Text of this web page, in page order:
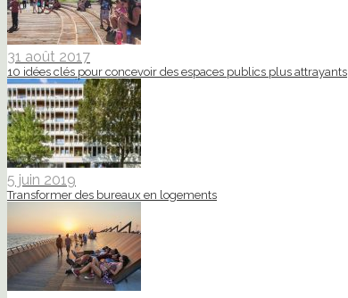
31 août 2017
10 idées clés pour concevoir des espaces publics plus attrayants
5 juin 2019
Transformer des bureaux en logements